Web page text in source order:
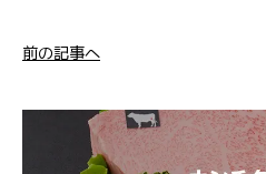
前の記事へ